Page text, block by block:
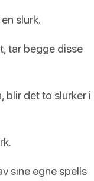
slurk.
tar begge disse
blir det to slurker i
sine egne spells